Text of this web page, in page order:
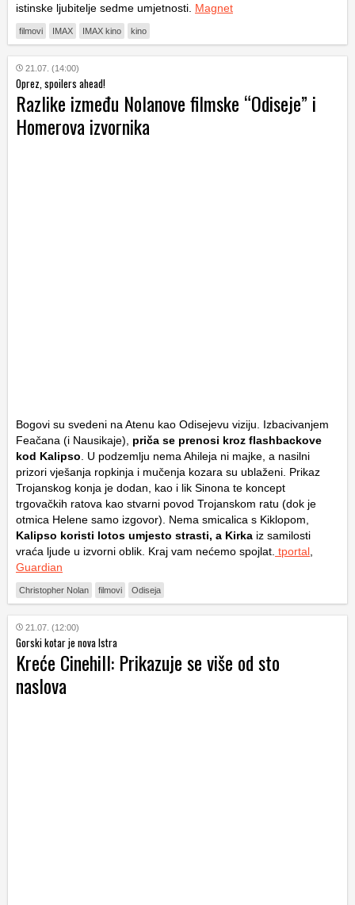
istinske ljubitelje sedme umjetnosti. Magnet
filmovi IMAX IMAX kino kino
21.07. (14:00)
Oprez, spoilers ahead!
Razlike između Nolanove filmske “Odiseje” i
Homerova izvornika
Bogovi su svedeni na Atenu kao Odisejevu viziju. Izbacivanjem
Feačana (i Nausikaje), priča se prenosi kroz flashbackove
kod Kalipso . U podzemlju nema Ahileja ni majke, a nasilni
prizori vješanja ropkinja i mučenja kozara su ublaženi. Prikaz
Trojanskog konja je dodan, kao i lik Sinona te koncept
trgovačkih ratova kao stvarni povod Trojanskom ratu (dok je
otmica Helene samo izgovor). Nema smicalica s Kiklopom,
Kalipso koristi lotos umjesto strasti, a Kirka iz samilosti
vraća ljude u izvorni oblik. Kraj vam nećemo spojlat. tportal
Guardian
Christopher Nolan filmovi Odiseja
21.07. (12:00)
Gorski kotar je nova Istra
Kreće Cinehill: Prikazuje se više od sto
naslova